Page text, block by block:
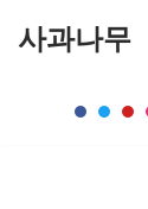
사과나무